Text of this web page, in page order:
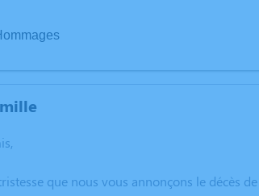
que nous vous annonçons le décès